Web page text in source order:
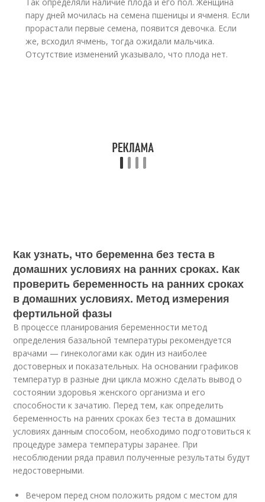
пару дней мочилась на семена пшеницы и ячменя. Если
прорастали первые семена, появится девочка. Если
же, всходил ячмень, тогда ожидали мальчика.
Отсутствие изменений указывало, что плода нет.
Как узнать, что беременна без теста в
домашних условиях на ранних сроках. Как
проверить беременность на ранних сроках
в домашних условиях. Метод измерения
фертильной фазы
В процессе планирования беременности метод
определения базальной температуры рекомендуется
врачами — гинекологами как один из наиболее
достоверных и показательных. На основании графиков
температур в разные дни цикла можно сделать вывод о
состоянии здоровья женского организма и его
способности к зачатию. Перед тем, как определить
беременность на ранних сроках без теста в домашних
условиях данным способом, необходимо подготовиться к
процедуре замера температуры заранее. При
несоблюдении ряда правил полученные результаты будут
недостоверными.
Вечером перед сном положить рядом с местом для